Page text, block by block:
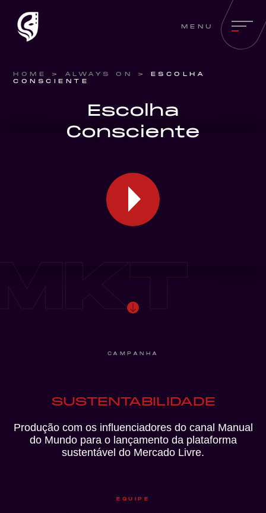
MENU
HOME > ALWAYS ON >
ESCOLHA
CONSCIENTE
Escolha
Consciente
CAMPANHA
SUSTENTABILIDADE
Produção com os influenciadores do canal Manual
do Mundo para o lançamento da plataforma
sustentável do Mercado Livre.
EQUIPE